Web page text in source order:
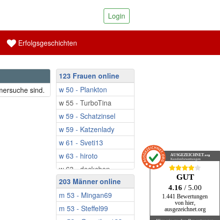
Login
Erfolgsgeschichten
AUSGEZEICHNET.org
Kundenbewertungen
GUT
4.16 / 5.00
1.441 Bewertungen
von hier,
ausgezeichnet.org
sind.
123 Frauen online
w 50 - Plankton
w 55 - TurboTina
w 59 - Schatzinsel
w 59 - Katzenlady
w 61 - Sveti13
w 63 - hiroto
w 63 - deckchen
w 63 - Sisi2022
w 64 - HarmonieFrau
w 65 - Waldweg
203 Männer online
m 53 - Mingan69
m 53 - Steffel99